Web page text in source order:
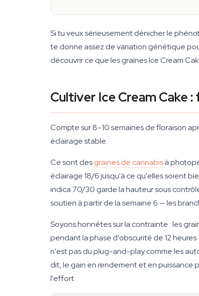
Si tu veux sérieusement dénicher le
te donne assez de variation génétique
découvrir ce que les graines Ice Cream
Cultiver Ice Cream Cake
Compte sur 8–10 semaines de floraison
éclairage stable.
Ce sont desgraines de cannabisà
éclairage 18/6 jusqu'à ce qu'elles soient
indica 70/30 garde la hauteur sous
soutien à partir de la semaine 6 — les
Soyons honnêtes sur la contrainte : les
pendant la phase d'obscurité de 12
n'est pas du plug-and-play comme les
dit, le gain en rendement et en puissance
l'effort.